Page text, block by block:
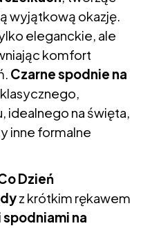
wyjątkową okazję.
eleganckie, ale
komfort
Czarne spodnie na
idealnego na święta,
inne formalne
Dzień
z krótkim rękawem
na